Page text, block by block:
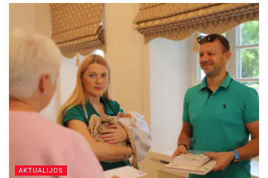
„shrub“ turi daugiau rūgštelės, gaivos ir nėra
pernelyg saldus.
energinius gėrimus kasdien, gali atsirasti ir
kofeino tolerancija: tam pačiam efektui reikės vis
daugiau, o praleidus įprastą dozę gali pasireikšti
kofeino nutraukimo simptomai – galvos
skausmas, mieguistumas, dirglumas, sunkesnė
koncentracija.
AKTUALIJOS